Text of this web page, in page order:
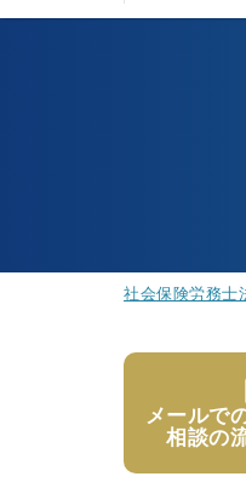
社会保険労務士
メールで
相談の